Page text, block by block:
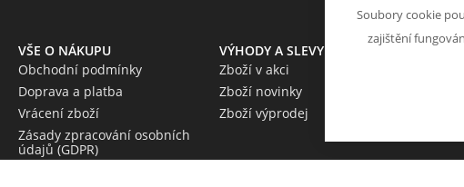
VŠE O NÁKUPU
Obchodní podmínky
Doprava a platba
Vrácení zboží
Zásady zpracování osobních
údajů (GDPR)
VÝHODY A SLEVY
Zboží v akci
Zboží novinky
Zboží výprodej
O FIRMĚ
Soubory cookie
zajištění